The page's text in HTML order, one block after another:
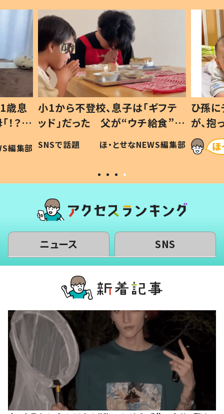
歳息
？」
編集部
小1から不登校、息子は「ギフテ
ッド」だった 父が“ウチ給食”を
作り続ける理由とは #令和の親
#令和の子
SNSで話題 ほ・とせなNEWS編集部
ひ孫
が、
「涙が
い」
ニュース SNS